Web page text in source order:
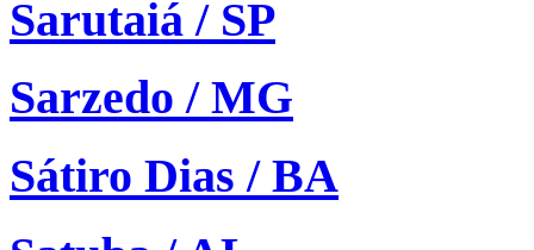
Sarutaiá / SP
Sarzedo / MG
Sátiro Dias / BA